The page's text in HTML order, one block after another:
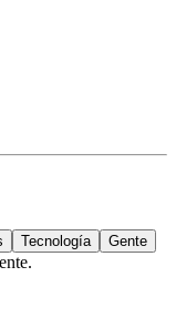
Tecnología Gente
.